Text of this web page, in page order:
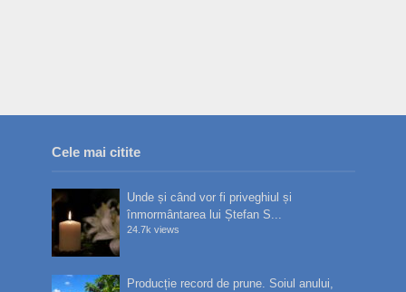
Cele mai citite
Unde și când vor fi priveghiul și
înmormântarea lui Ștefan S...
24.7k views
Producție record de prune. Soiul anului,